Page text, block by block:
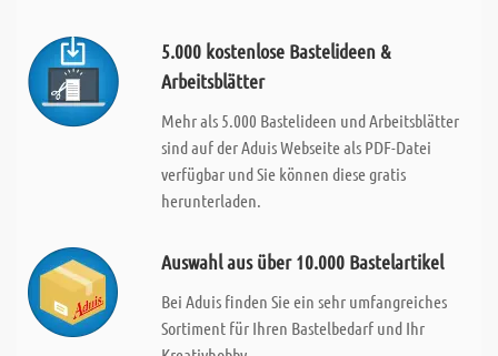
5.000 kostenlose Bastelideen &
Arbeitsblätter
Mehr als 5.000 Bastelideen und Arbeitsblätter
sind auf der Aduis Webseite als PDF-Datei
verfügbar und Sie können diese gratis
herunterladen.
Auswahl aus über 10.000 Bastelartikel
Bei Aduis finden Sie ein sehr umfangreiches
Sortiment für Ihren Bastelbedarf und Ihr